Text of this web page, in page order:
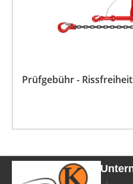
Prüfgebühr -